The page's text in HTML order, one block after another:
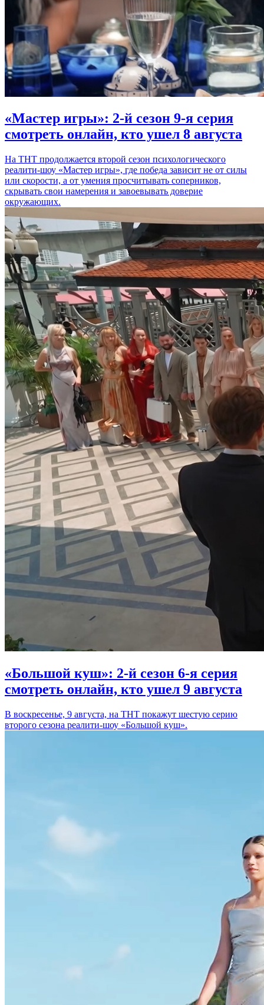
«Мастер игры»: 2-й сезон 9-я серия
смотреть онлайн, кто ушел 8 августа
На ТНТ продолжается второй сезон психологического
реалити-шоу «Мастер игры», где победа зависит не от силы
или скорости, а от умения просчитывать соперников,
скрывать свои намерения и завоевывать доверие
окружающих.
«Большой куш»: 2-й сезон 6-я серия
смотреть онлайн, кто ушел 9 августа
В воскресенье, 9 августа, на ТНТ покажут шестую серию
второго сезона реалити-шоу «Большой куш».